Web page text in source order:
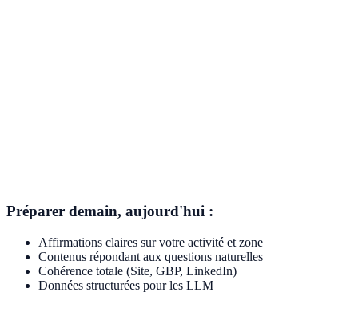
Préparer demain, aujourd'hui :
Affirmations claires sur votre activité et zone
Contenus répondant aux questions naturelles
Cohérence totale (Site, GBP, LinkedIn)
Données structurées pour les LLM